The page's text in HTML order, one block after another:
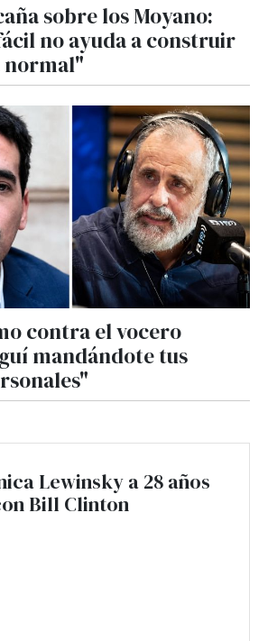
sobre los Moyano:
no ayuda a construir
normal"
contra el vocero
mandándote tus
Lewinsky a 28 años
Bill Clinton